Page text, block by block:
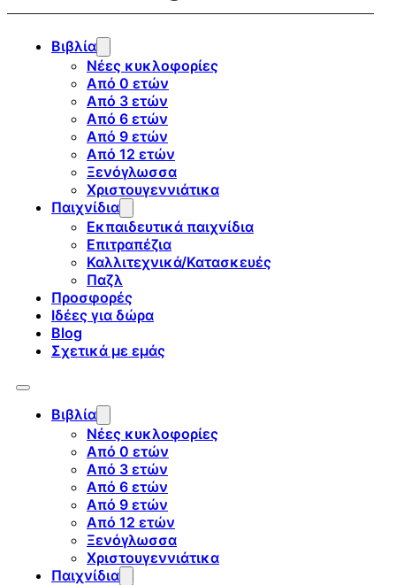
Βιβλία
Νέες κυκλοφορίες
Από 0 ετών
Από 3 ετών
Από 6 ετών
Από 9 ετών
Από 12 ετών
Ξενόγλωσσα
Χριστουγεννιάτικα
Παιχνίδια
Εκπαιδευτικά παιχνίδια
Επιτραπέζια
Καλλιτεχνικά/Κατασκευές
Παζλ
Προσφορές
Ιδέες για δώρα
Blog
Σχετικά με εμάς
Βιβλία
Νέες κυκλοφορίες
Από 0 ετών
Από 3 ετών
Από 6 ετών
Από 9 ετών
Από 12 ετών
Ξενόγλωσσα
Χριστουγεννιάτικα
Παιχνίδια